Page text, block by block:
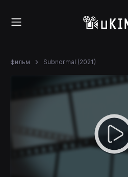
фильм Subnormal (2021)